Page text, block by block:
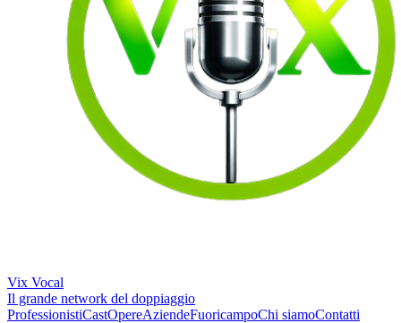
Vix Vocal
Il grande network del doppiaggio
ProfessionistiCastOpereAziendeFuoricampoChi siamoContatti